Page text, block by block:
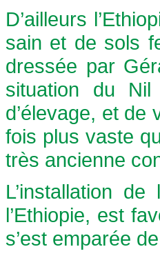
D’ailleurs
sain et de sols
dressée par
situation du
d’élevage, et
fois plus vaste
très ancienne
L’installation
l’Ethiopie, est
s’est emparée